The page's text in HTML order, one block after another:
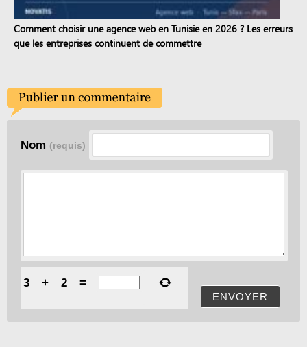
Comment choisir une agence web en Tunisie en 2026 ? Les erreurs
que les entreprises continuent de commettre
Nom (requis)
ENVOYER
3 + 2 =